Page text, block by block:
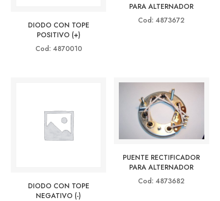
DIODO CON TOPE
POSITIVO (+)
Cod: 4870010
PARA ALTERNADOR
Cod: 4873672
DIODO CON TOPE
NEGATIVO (-)
PUENTE RECTIFICADOR
PARA ALTERNADOR
Cod: 4873682